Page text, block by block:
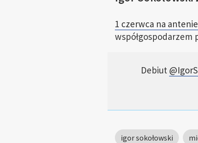
1 czerwca na
współgospodarzem
Debiut
igor sokołowski